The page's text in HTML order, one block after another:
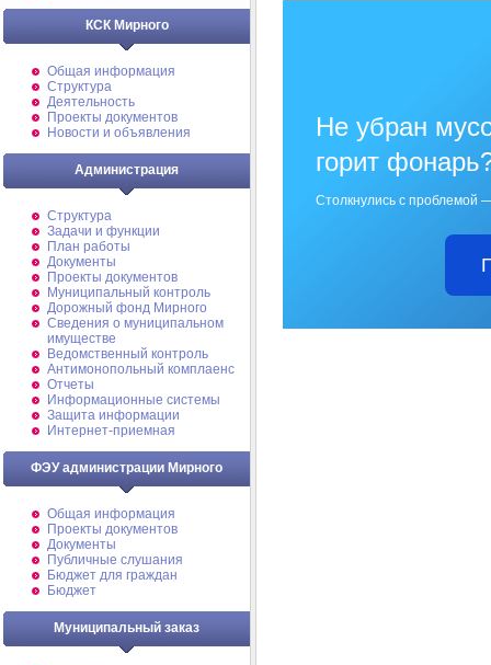
КСК Мирного
Общая информация
Структура
Деятельность
Проекты документов
Новости и объявления
Администрация
Структура
Задачи и функции
План работы
Документы
Проекты документов
Муниципальный контроль
Дорожный фонд Мирного
Cведения о муниципальном
имуществе
Ведомственный контроль
Антимонопольный комплаенс
Отчеты
Информационные системы
Защита информации
Интернет-приемная
ФЭУ администрации Мирного
Общая информация
Проекты документов
Документы
Публичные слушания
Бюджет для граждан
Бюджет
Муниципальный заказ
Не убран
горит
Столкнулись с проблемой